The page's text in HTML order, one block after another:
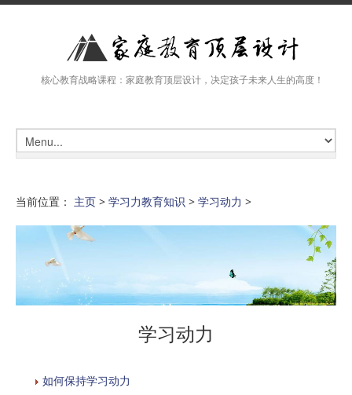
核心教育战略课程：家庭教育顶层设计，决定孩子未来人生的高度！
当前位置： 主页 > 学习力教育知识 > 学习动力 >
学习动力
如何保持学习动力